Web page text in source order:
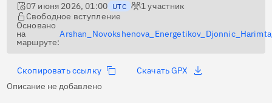
07 июня 2026, 01:00 UTC 1участник
Свободное вступление
Основано
на
маршруте:
Скопировать ссылку
Скачать GPX
Описание не добавлено